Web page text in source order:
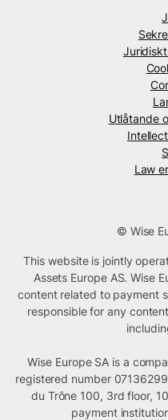
Utlåtande
Law
© Wise
This website is jointly
Assets Europe AS. Wise
content related to payment
responsible for any
Wise Europe SA is a
registered number
du Trône 100, 3rd floor,
payment